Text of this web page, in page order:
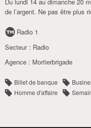
de l’argent. Ne pas être plus
Radio 1
Secteur : Radio
Agence : Mortierbrigade
Billet de banque
Homme d'affaire